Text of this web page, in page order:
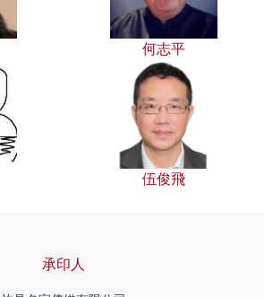
何志平
伍俊飛
承印人